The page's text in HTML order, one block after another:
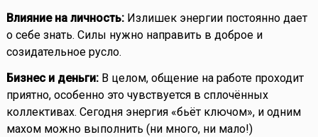
Влияние на личность:Излишек энергии постоянно дает
о себе знать. Силы нужно направить в доброе и
созидательное русло.
Бизнес и деньги:В целом, общение на работе проходит
приятно, особенно это чувствуется в сплочённых
коллективах. Сегодня энергия «бьёт ключом», и одним
махом можно выполнить (ни много, ни мало!)